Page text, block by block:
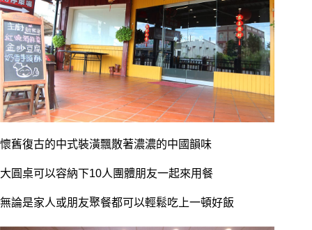
懷舊復古的中式裝潢飄散著濃濃的中國韻味
大圓桌可以容納下10人團體朋友一起來用餐
無論是家人或朋友聚餐都可以輕鬆吃上一頓好飯